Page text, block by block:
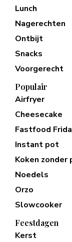
Lunch
Nagerechten
Ontbijt
Snacks
Voorgerecht
Populair
Airfryer
Cheesecake
Fastfood
Instant pot
Koken zonder
Noedels
Orzo
Slowcooker
Feestdagen
Kerst